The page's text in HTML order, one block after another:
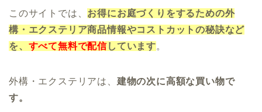
このサイトでは、 お得にお庭づくりをするための外
構・エクステリア商品情報やコストカットの秘訣など
を、 すべて無料で配信 しています。
外構・エクステリアは、 建物の次に高額な買い物で
す。